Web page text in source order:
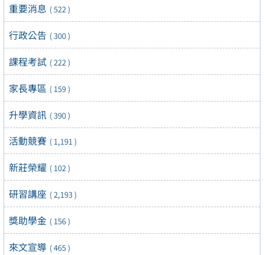
重要消息 ( 522 )
行政公告 ( 300 )
課程考試 ( 222 )
家長專區 ( 159 )
升學資訊 ( 390 )
活動競賽 ( 1,191 )
新莊榮耀 ( 102 )
研習講座 ( 2,193 )
獎助學金 ( 156 )
來文宣導 ( 465 )